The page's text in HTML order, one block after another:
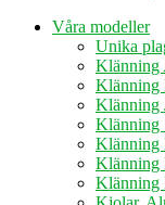
Våra modeller
Unika
Klänning
Klänning
Klänning
Klänning
Klänning
Klänning
Klänning